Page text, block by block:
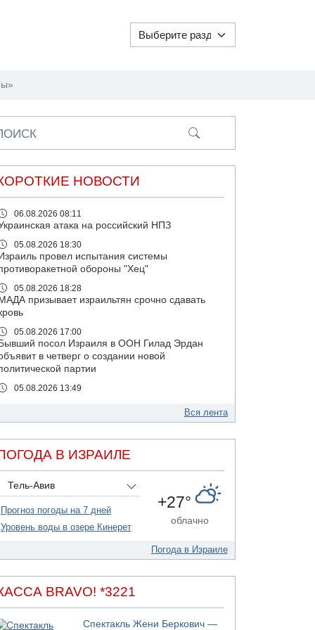
НОВОСТИ
06.08.2026 08:11
атака на российский НПЗ
05.08.2026 18:30
Израиль провел испытания системы
обороны "Хец"
05.08.2026 18:28
МАДА призывает израильтян срочно сдавать
05.08.2026 17:00
Бывший посол Израиля в ООН Гилад Эрдан
в четверг о создании новой
партии
05.08.2026 13:49
05.08.2026 10:19
сообщают об атаке по Саудовскому
05.08.2026 10:16
Левые активисты пытались ворваться в офис
"Религиозного сионизма"
В Дубае поднимается дым над портом
один меморандум для Ирана
04.08.2026 20:31
и Министерство экологии
о необычно высоком уровне
Вся лента
В ИЗРАИЛЕ
Тель-Авив
Прогноз погоды на 7 дней
Уровень воды в озере Кинерет
+27°
облачно
Погода в Израиле
BRAVO! *3221
Спектакль Жени Беркович —